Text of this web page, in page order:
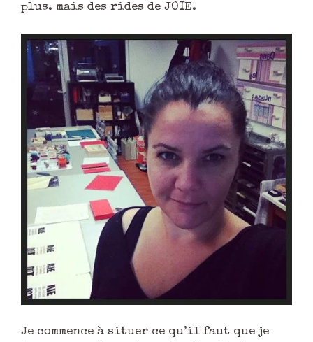
plus. mais des rides de JOIE.
Je commence à situer ce qu’il faut que je